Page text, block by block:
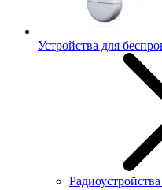
Устройства для
Радиоустройства